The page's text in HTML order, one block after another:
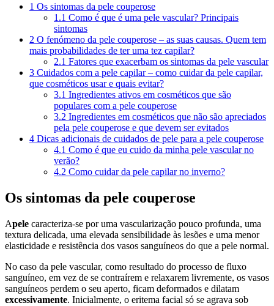
1 Os sintomas da pele couperose
1.1 Como é que é uma pele vascular? Principais
sintomas
2 O fenómeno da pele couperose – as suas causas. Quem tem
mais probabilidades de ter uma tez capilar?
2.1 Fatores que exacerbam os sintomas da pele vascular
3 Cuidados com a pele capilar – como cuidar da pele capilar,
que cosméticos usar e quais evitar?
3.1 Ingredientes ativos em cosméticos que são
populares com a pele couperose
3.2 Ingredientes em cosméticos que não são apreciados
pela pele couperose e que devem ser evitados
4 Dicas adicionais de cuidados de pele para a pele couperose
4.1 Como é que eu cuido da minha pele vascular no
verão?
4.2 Como cuidar da pele capilar no inverno?
Os sintomas da pele couperose
Apele caracteriza-se por uma vascularização pouco profunda, uma
textura delicada, uma elevada sensibilidade às lesões e uma menor
elasticidade e resistência dos vasos sanguíneos do que a pele normal.
No caso da pele vascular, como resultado do processo de fluxo
sanguíneo, em vez de se contraírem e relaxarem livremente, os vasos
sanguíneos perdem o seu aperto, ficam deformados e dilatam
excessivamente. Inicialmente, o eritema facial só se agrava sob